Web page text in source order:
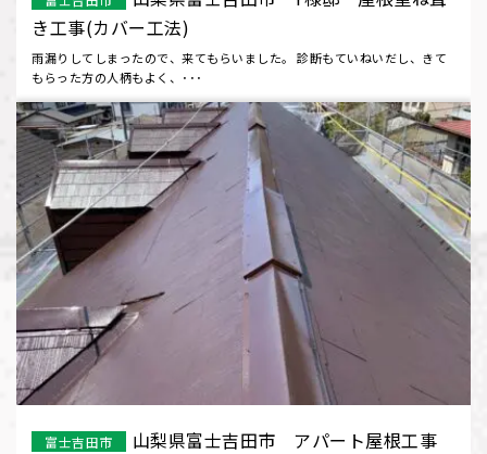
き工事(カバー工法)
雨漏りしてしまったので、来てもらいました。 診断もていねいだし、きて
もらった方の人柄もよく、･･･
富士吉田市
山梨県富士吉田市 アパート屋根工事